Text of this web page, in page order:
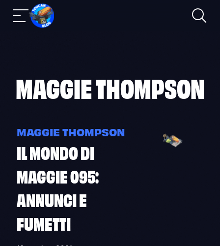
Navigazione
Ricerca
MAGGIE THOMPSON
MAGGIE THOMPSON
IL MONDO DI
MAGGIE 095:
ANNUNCI E
FUMETTI